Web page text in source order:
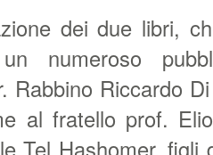
dei due libri,
un numeroso
Rabbino Riccardo
al fratello prof.
Tel Hashomer,